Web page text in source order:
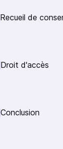
Recueil de
Droit d'accès
Conclusion